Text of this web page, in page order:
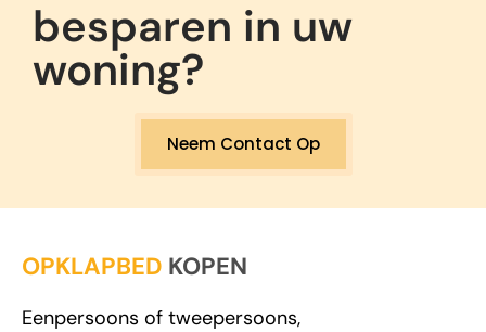
besparen in uw
woning?
Neem Contact Op
OPKLAPBED KOPEN
Eenpersoons of tweepersoons,